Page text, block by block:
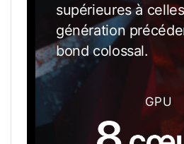
supérieures à
génération
bond colossal.
GPU